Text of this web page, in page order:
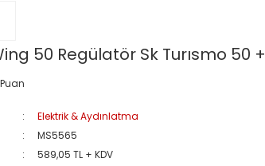
50 Regülatör Sk Turısmo 50 +
Elektrik & Aydınlatma
MS5565
589,05 TL + KDV